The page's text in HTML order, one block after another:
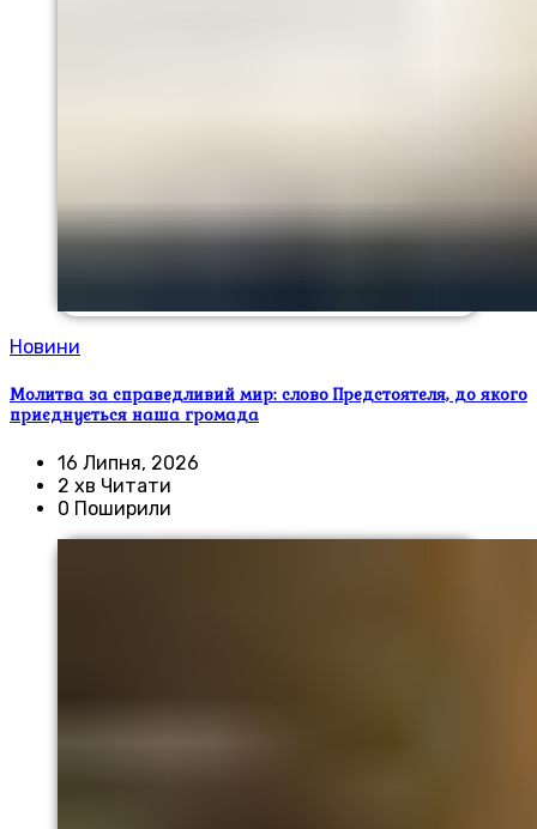
Новини
Молитва за справедливий мир: слово Предстоятеля, до якого
приєднується наша громада
16 Липня, 2026
2 хв Читати
0 Поширили